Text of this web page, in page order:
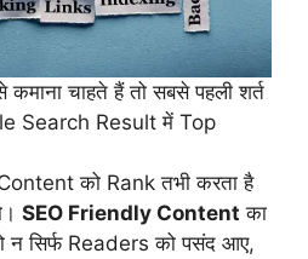
चाहते हैं तो सबसे पहली शर्त
Search Result में Top
को Rank तभी करता है
SEO Friendly Content का
न सिर्फ Readers को पसंद आए,